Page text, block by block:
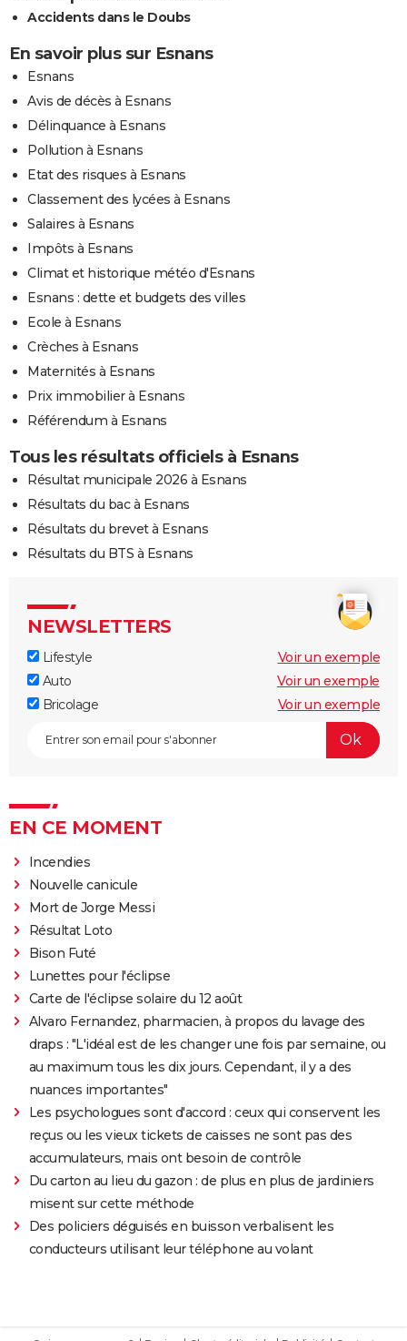
Accidents dans le Doubs
En savoir plus sur Esnans
Esnans
Avis de décès à Esnans
Délinquance à Esnans
Pollution à Esnans
Etat des risques à Esnans
Classement des lycées à Esnans
Salaires à Esnans
Impôts à Esnans
Climat et historique météo d'Esnans
Esnans : dette et budgets des villes
Ecole à Esnans
Crèches à Esnans
Maternités à Esnans
Prix immobilier à Esnans
Référendum à Esnans
Tous les résultats officiels à Esnans
Résultat municipale 2026 à Esnans
Résultats du bac à Esnans
Résultats du brevet à Esnans
Résultats du BTS à Esnans
NEWSLETTERS
Lifestyle
Voir un exemple
Auto
Voir un exemple
Bricolage
Voir un exemple
EN CE MOMENT
Incendies
Nouvelle canicule
Mort de Jorge Messi
Résultat Loto
Bison Futé
Lunettes pour l'éclipse
Carte de l'éclipse solaire du 12 août
Alvaro Fernandez, pharmacien, à propos du lavage des
draps : "L'idéal est de les changer une fois par semaine, ou
au maximum tous les dix jours. Cependant, il y a des
nuances importantes"
Les psychologues sont d'accord : ceux qui conservent les
reçus ou les vieux tickets de caisses ne sont pas des
accumulateurs, mais ont besoin de contrôle
Du carton au lieu du gazon : de plus en plus de jardiniers
misent sur cette méthode
Des policiers déguisés en buisson verbalisent les
conducteurs utilisant leur téléphone au volant